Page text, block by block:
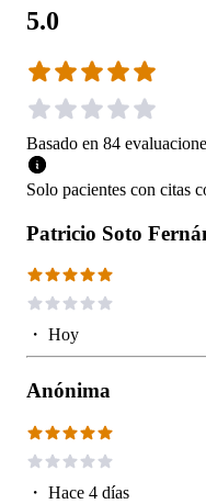
5.0
Basado en 84
Solo pacientes con citas
Patricio Soto
・ Hoy
Anónima
・ Hace 4 días